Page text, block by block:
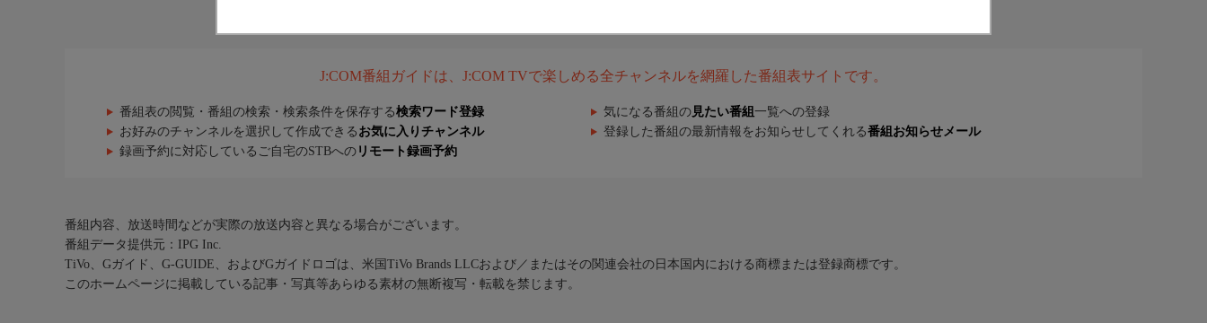
J:COM番組ガイドは、J:COM TVで楽しめる全チャンネルを網羅した番組表サイトです。
番組表の閲覧・番組の検索・検索条件を保存する検索ワード登録 気になる番組の 見たい番組 一覧への登録
お好みのチャンネルを選択して作成できる お気に入りチャンネル 登録した番組の最新情報をお知らせしてくれる番組お知らせメール
録画予約に対応しているご自宅のSTBへの リモート録画予約
番組内容、放送時間などが実際の放送内容と異なる場合がございます。
番組データ提供元：IPG Inc.
TiVo、Gガイド、G-GUIDE、およびGガイドロゴは、米国TiVo Brands LLCおよび／またはその関連会社の日本国内における商標または登録商標です。
このホームページに掲載している記事・写真等あらゆる素材の無断複写・転載を禁じます。